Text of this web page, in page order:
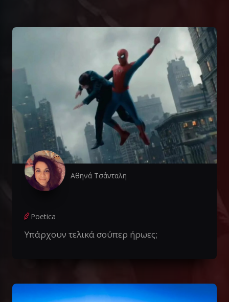
Αθηνά Τσάνταλη
Poetica
Υπάρχουν τελικά σούπερ ήρωες;